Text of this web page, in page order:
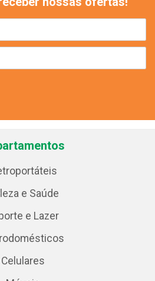
e Saúde
e Lazer
Celulares